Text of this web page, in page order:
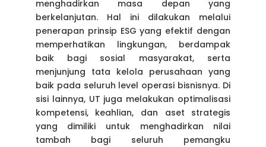
menghadirkan masa depan yang
berkelanjutan. Hal ini dilakukan melalui
penerapan prinsip ESG yang efektif dengan
memperhatikan lingkungan, berdampak
baik bagi sosial masyarakat, serta
menjunjung tata kelola perusahaan yang
baik pada seluruh level operasi bisnisnya. Di
sisi lainnya, UT juga melakukan optimalisasi
kompetensi, keahlian, dan aset strategis
yang dimiliki untuk menghadirkan nilai
tambah bagi seluruh pemangku